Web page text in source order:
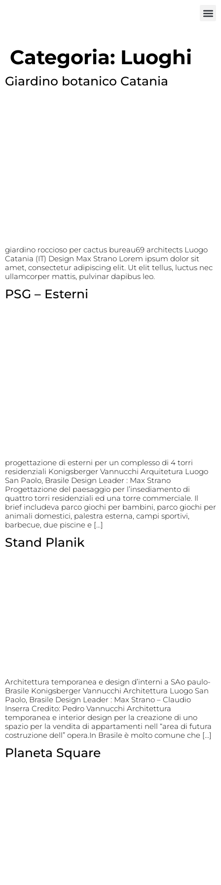
Categoria: Luoghi
Giardino botanico Catania
giardino roccioso per cactus bureau69 architects Luogo
Catania (IT) Design Max Strano Lorem ipsum dolor sit
amet, consectetur adipiscing elit. Ut elit tellus, luctus nec
ullamcorper mattis, pulvinar dapibus leo.
PSG – Esterni
progettazione di esterni per un complesso di 4 torri
residenziali Konigsberger Vannucchi Arquitetura Luogo
San Paolo, Brasile Design Leader : Max Strano
Progettazione del paesaggio per l’insediamento di
quattro torri residenziali ed una torre commerciale. Il
brief includeva parco giochi per bambini, parco giochi per
animali domestici, palestra esterna, campi sportivi,
barbecue, due piscine e […]
Stand Planik
Architettura temporanea e design d’interni a SAo paulo-
Brasile Konigsberger Vannucchi Architettura Luogo San
Paolo, Brasile Design Leader : Max Strano – Claudio
Inserra Credito: Pedro Vannucchi Architettura
temporanea e interior design per la creazione di uno
spazio per la vendita di appartamenti nell “area di futura
costruzione dell” opera.In Brasile è molto comune che […]
Planeta Square